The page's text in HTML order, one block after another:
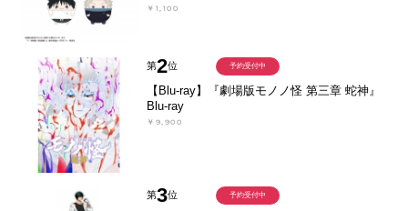
￥1,100
第2位
【Blu-ray】『劇場版モノノ怪 第三章 蛇神』
Blu-ray
￥9,900
予約受付中
第3位 予約受付中